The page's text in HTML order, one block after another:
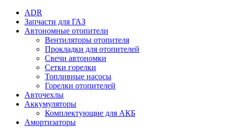
ADR
Запчасти для ГАЗ
Автономные отопители
Вентиляторы отопителя
Прокладки для отопителей
Свечи автономки
Сетки горелки
Топливные насосы
Горелки отопителей
Авточехлы
Аккумуляторы
Комплектующие для АКБ
Амортизаторы